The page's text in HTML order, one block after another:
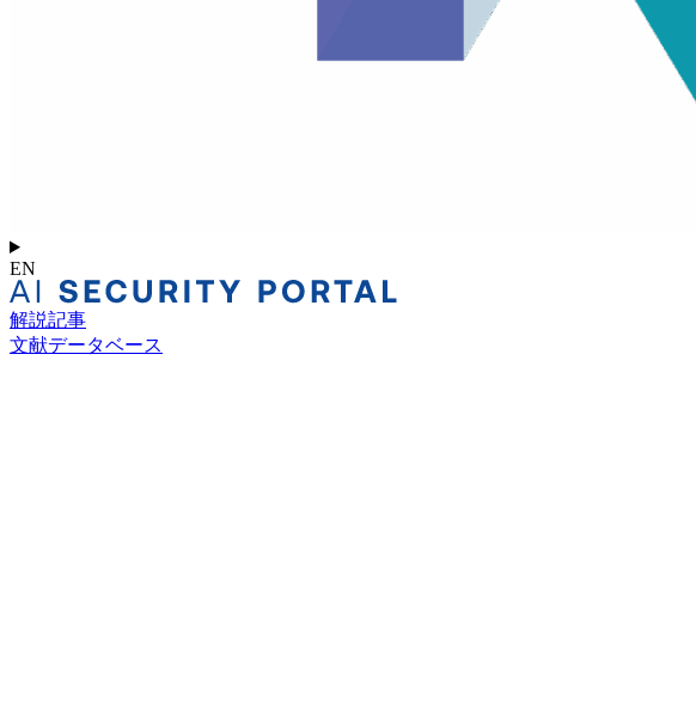
EN
解説記事
文献データベース